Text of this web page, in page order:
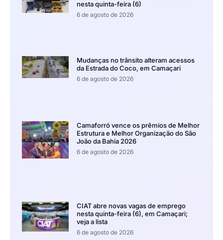
nesta quinta-feira (6)
6 de agosto de 2026
Mudanças no trânsito alteram acessos
da Estrada do Coco, em Camaçari
6 de agosto de 2026
Camaforró vence os prêmios de Melhor
Estrutura e Melhor Organização do São
João da Bahia 2026
6 de agosto de 2026
CIAT abre novas vagas de emprego
nesta quinta-feira (6), em Camaçari;
veja a lista
6 de agosto de 2026